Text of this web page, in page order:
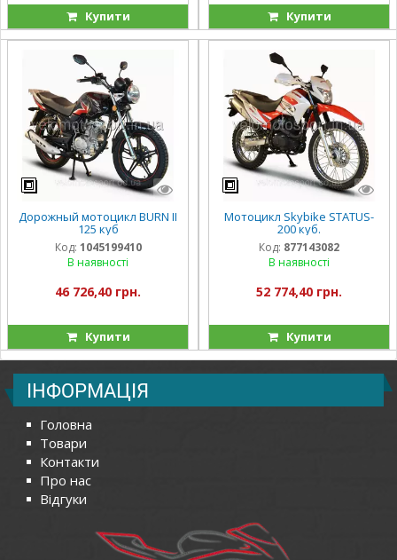
Купити Купити
Дорожный мотоцикл BURN II
125 куб
Код: 1045199410
В наявності
46 726,40 грн.
Купити
Мотоцикл Skybike STATUS-
200 куб.
Код: 877143082
В наявності
52 774,40 грн.
Купити
ІНФОРМАЦІЯ
Головна
Товари
Контакти
Про нас
Відгуки